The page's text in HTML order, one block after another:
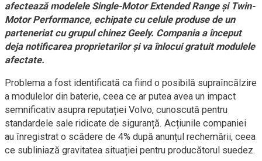
afectează modelele Single-Motor Extended Range și Twin-
Motor Performance, echipate cu celule produse de un
parteneriat cu grupul chinez Geely. Compania a început
deja notificarea proprietarilor și va înlocui gratuit modulele
afectate.
Problema a fost identificată ca fiind o posibilă supraîncălzire
a modulelor din baterie, ceea ce ar putea avea un impact
semnificativ asupra reputației Volvo, cunoscută pentru
standardele sale ridicate de siguranță. Acțiunile companiei
au înregistrat o scădere de 4% după anunțul rechemării, ceea
ce subliniază gravitatea situației pentru producătorul suedez.